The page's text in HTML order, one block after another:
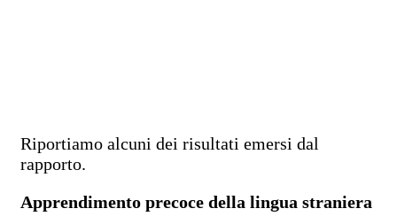
Riportiamo alcuni dei risultati emersi dal
rapporto.
Apprendimento precoce della lingua straniera